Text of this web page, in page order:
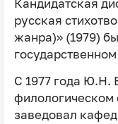
Кандидатская
русская
жанра)» (1979)
С 1977 года Ю.Н.
филологическом
заведовал